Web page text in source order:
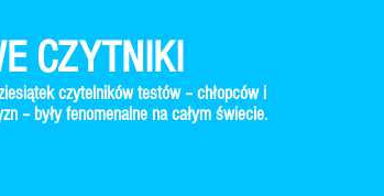
CZYTNIKI
czytelników testów – chłopców i
– były fenomenalne na całym świecie.